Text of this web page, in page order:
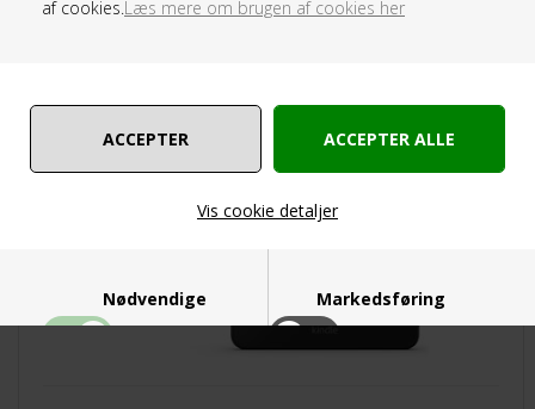
af cookies. Læs mere om brugen af cookies her
Vis cookie detaljer
Nødvendige Markedsføring